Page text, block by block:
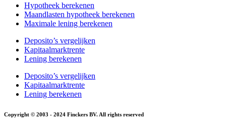
Hypotheek berekenen
Maandlasten hypotheek berekenen
Maximale lening berekenen
Deposito’s vergelijken
Kapitaalmarktrente
Lening berekenen
Deposito’s vergelijken
Kapitaalmarktrente
Lening berekenen
Copyright © 2003 - 2024 Finckers BV. All rights reserved